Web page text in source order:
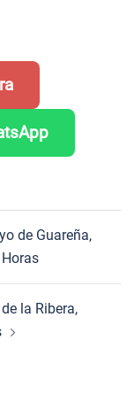
de Guareña,
la Ribera,